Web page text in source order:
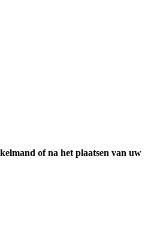
of na het plaatsen van uw